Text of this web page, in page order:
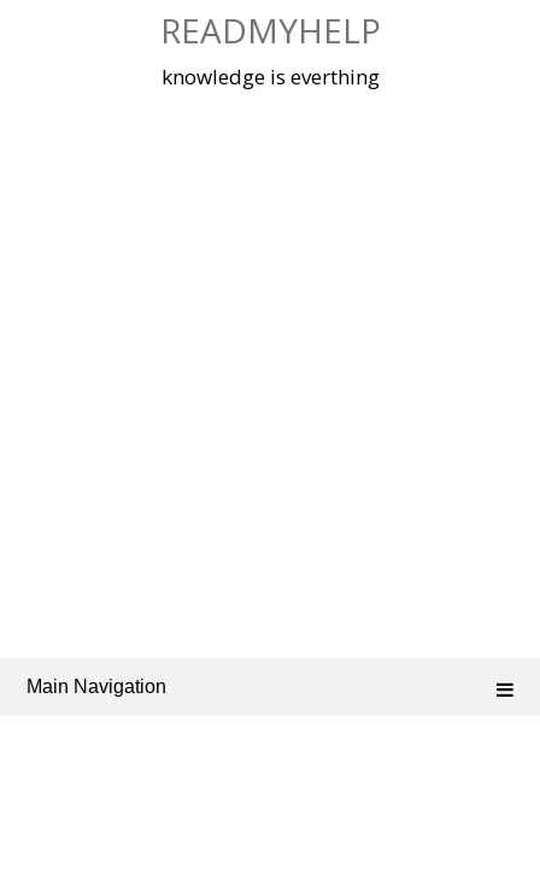
READMYHELP
knowledge is everthing
Main Navigation